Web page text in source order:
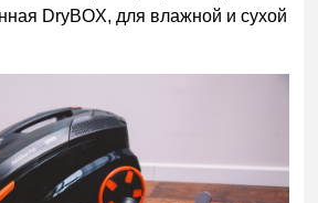
DryBOX, для влажной и сухой